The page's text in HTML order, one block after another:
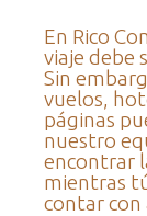
En Rico
viaje debe
Sin
vuelos,
páginas
nuestro
encontrar
mientras
contar con